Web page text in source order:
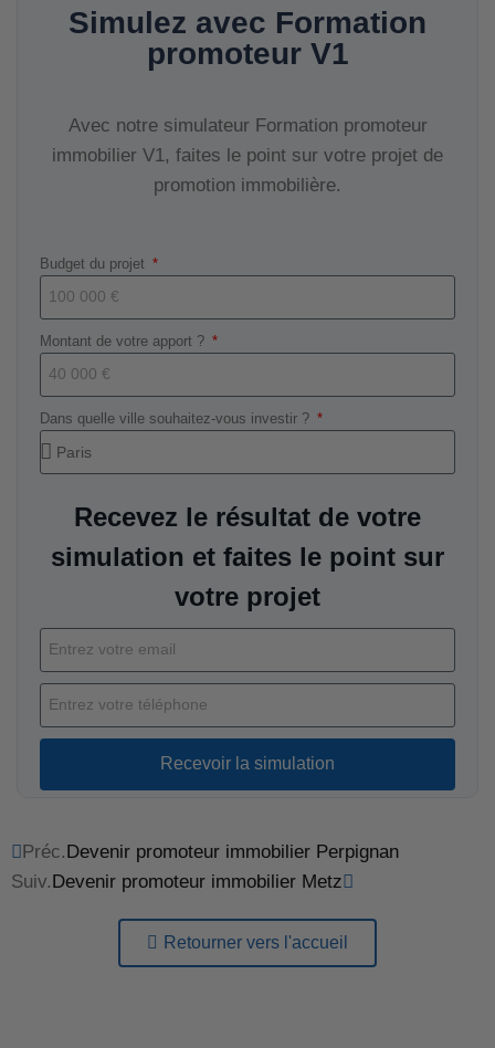
Simulez avec Formation
promoteur V1
Avec notre simulateur Formation promoteur
immobilier V1, faites le point sur votre projet de
promotion immobilière.
Budget du projet
Montant de votre apport ?
Dans quelle ville souhaitez-vous investir ?
Recevez le résultat de votre
simulation et faites le point sur
votre projet
Recevoir la simulation
Préc.Devenir promoteur immobilier Perpignan
Suiv.Devenir promoteur immobilier Metz
Retourner vers l'accueil